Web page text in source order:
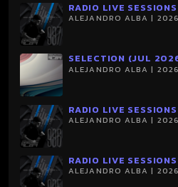
RADIO LIVE
ALEJANDRO ALBA |
SELECTION (JUL
ALEJANDRO ALBA |
RADIO LIVE
ALEJANDRO ALBA |
RADIO LIVE
ALEJANDRO ALBA |